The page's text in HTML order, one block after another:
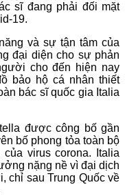
sĩ đang phải đối mặt
19.
và sự tận tâm của
đại diện cho sự phản
cho đến hiện nay
bảo hộ cá nhân thiết
bác sĩ quốc gia Italia
được công bố gần
bố phong tỏa toàn bộ
virus corona. Italia
nặng nề vì đại dịch
chỉ sau Trung Quốc về